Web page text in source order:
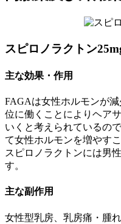
スピロノラクトン
主な効果・作用
FAGAは女性ホルモンが
位に働くことによりヘア
いくと考えられているの
て女性ホルモンを増やす
スピロノラクトンには男
す。
主な副作用
女性型乳房、乳房痛・腫